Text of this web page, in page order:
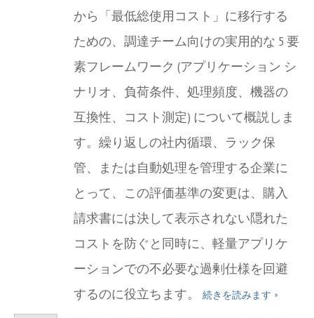
から「最低総使用コスト」に移行する
ための、調達チーム向けの実用的な 5 要
素フレームワーク (アプリケーション シ
ナリオ、負荷条件、処理頻度、機器の
互換性、コスト測定) について概説しま
す。繰り返しの社内循環、ラック保
管、または自動処理を管理する企業に
とって、この評価基準の変更は、購入
請求書には決して表示されない隠れた
コストを防ぐと同時に、軽量アプリケ
ーションでの不必要な過剰仕様を回避
するのに役立ちます。 続きを読みます »